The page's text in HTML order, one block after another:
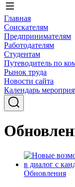
Главная
Соискателям
Предпринимателям
Работодателям
Студентам
Путеводитель по
Рынок труда
Новости сайта
Календарь
Обновления